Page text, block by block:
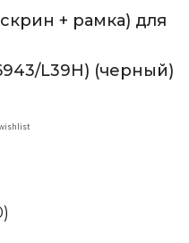
+ рамка) для
L39H) (черный)